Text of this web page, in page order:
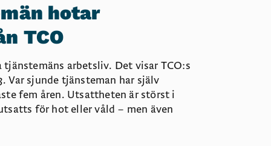
hotar
TCO
arbetsliv. Det visar TCO:s
. Var sjunde tjänsteman har själv
fem åren. Utsattheten är störst i
för hot eller våld – men även